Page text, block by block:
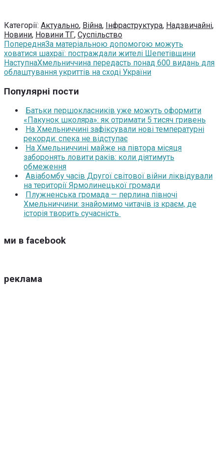
Категорії: Актуально, Війна, Інфраструктура, Надзвичайні,
Новини, Новини ТГ, Суспільство
ПопередняЗа матеріальною допомогою можуть
ховатися шахраї: постраждали жителі Шепетівщини
НаступнаХмельниччина передасть понад 600 видань для
облаштування укриттів на сході України
Популярні пости
Батьки першокласників уже можуть оформити
«Пакунок школяра»: як отримати 5 тисяч гривень
На Хмельниччині зафіксували нові температурні
рекорди: спека не відступає
На Хмельниччині майже на півтора місяця
заборонять ловити раків: коли діятимуть
обмеження
Авіабомбу часів Другої світової війни ліквідували
на території Ярмолинецької громади
Плужненська громада — перлина півночі
Хмельниччини: знайомимо читачів із краєм, де
історія творить сучасність
ми в facebook
реклама